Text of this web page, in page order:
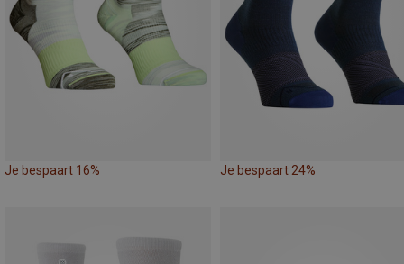
Je bespaart 16% Je bespaart 24%